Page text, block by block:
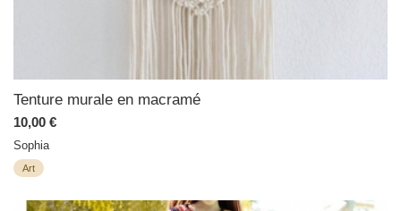
Tenture murale en macramé
10,00 €
Sophia
Art